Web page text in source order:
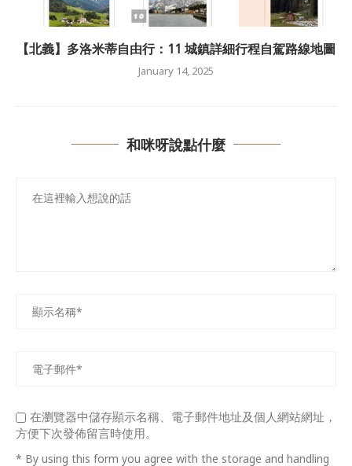
【北義】多洛米蒂自由行：11 城鎮詳細行程自駕路線地圖
January 14, 2025
和咪呀說點什麼
在瀏覽器中儲存顯示名稱、電子郵件地址及個人網站網址，
方便下次發佈留言時使用。
* By using this form you agree with the storage and handling